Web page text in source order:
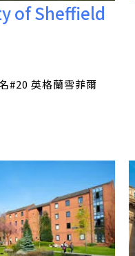
of Sheffield
#20 英格蘭雪菲爾